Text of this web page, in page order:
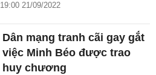
19:00 21/09/2022
Dân mạng tranh cãi gay gắt
việc Minh Béo được trao
huy chương